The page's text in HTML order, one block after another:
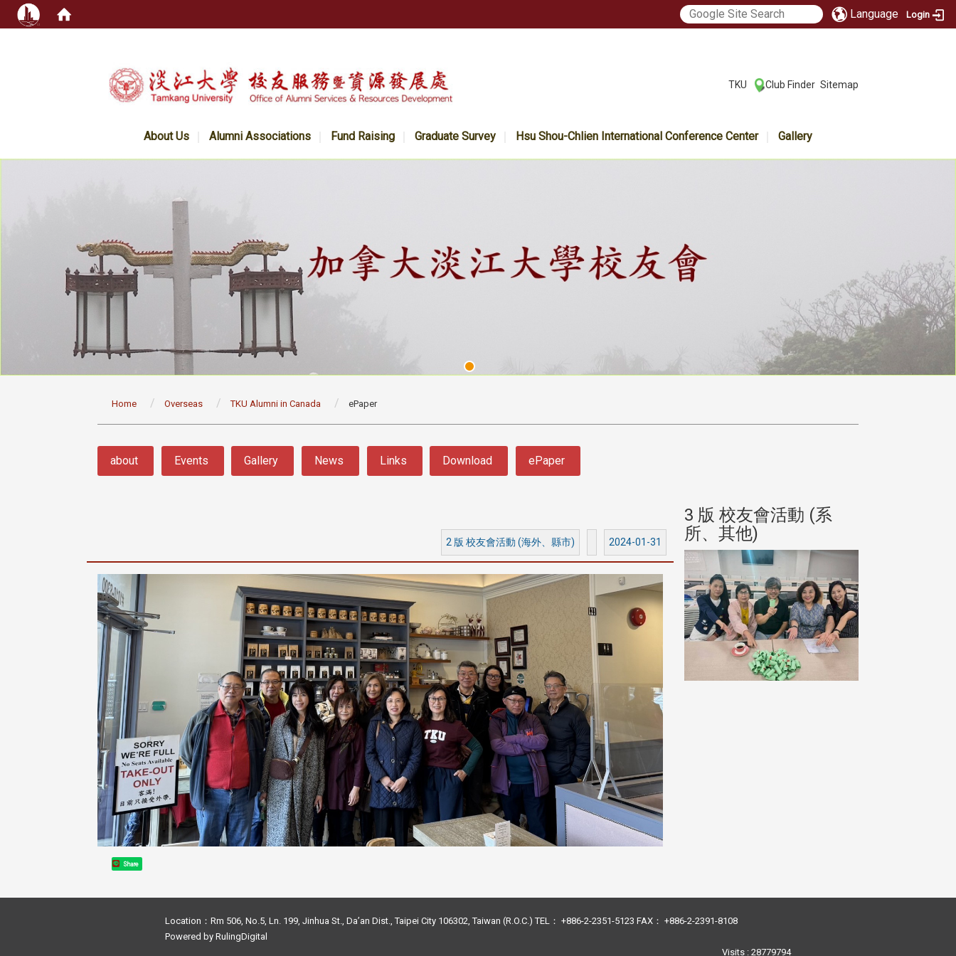
Language Login
TKU Club Finder Sitemap
About Us Alumni Associations Fund Raising Graduate Survey Hsu Shou-Chlien International Conference Center Gallery
Home Overseas TKU Alumni in Canada ePaper
about Events Gallery News Links Download ePaper
2 版 校友會活動 (海外、縣市) 2024-01-31
Share
所、其他)
3 版 校友會活動 (系
所、其他)
Location：Rm 506, No.5, Ln. 199, Jinhua St., Da’an Dist., Taipei City 106302, Taiwan (R.O.C.) TEL： +886-2-2351-5123 FAX： +886-2-2391-8108
Powered by RulingDigital
Visits : 28779794